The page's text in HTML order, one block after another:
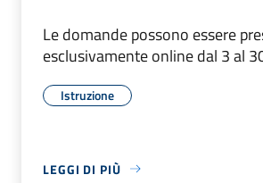
Le domande possono essere
esclusivamente online dal 3 al
Istruzione
LEGGI DI PIÙ